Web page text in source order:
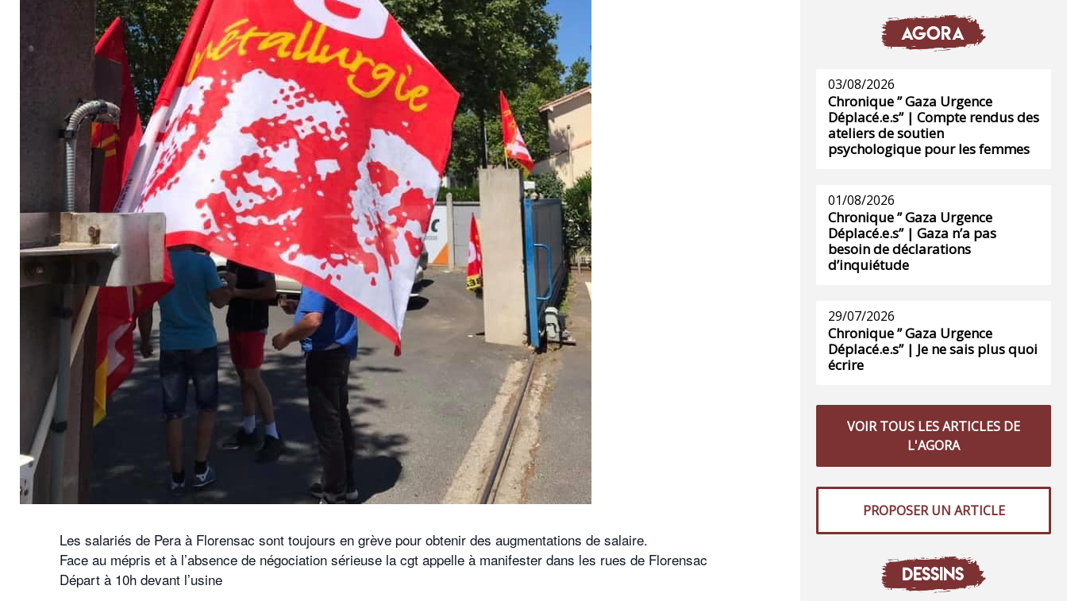
Les salariés de Pera à Florensac sont toujours en grève pour obtenir des augmentations de salaire.
Face au mépris et à l’absence de négociation sérieuse la cgt appelle à manifester dans les rues de Florensac
Départ à 10h devant l’usine
AGORA
03/08/2026
Chronique ” Gaza Urgence
Déplacé.e.s” | Compte rendus des
ateliers de soutien
psychologique pour les femmes
01/08/2026
Chronique ” Gaza Urgence
Déplacé.e.s” | Gaza n’a pas
besoin de déclarations
d’inquiétude
29/07/2026
Chronique ” Gaza Urgence
Déplacé.e.s” | Je ne sais plus quoi
écrire
VOIR TOUS LES ARTICLES DE
L'AGORA
PROPOSER UN ARTICLE
DESSINS